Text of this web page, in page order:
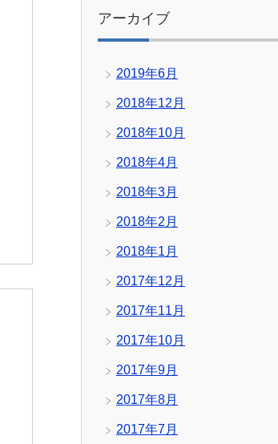
アーカイブ
2019年6月
2018年12月
2018年10月
2018年4月
2018年3月
2018年2月
2018年1月
2017年12月
2017年11月
2017年10月
2017年9月
2017年8月
2017年7月